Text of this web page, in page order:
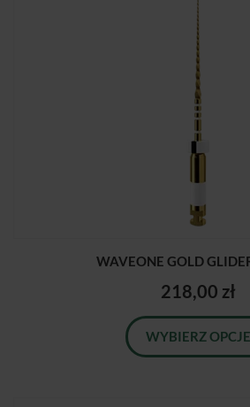
WAVEONE GOLD
218,00 zł
WYBIERZ OPCJE